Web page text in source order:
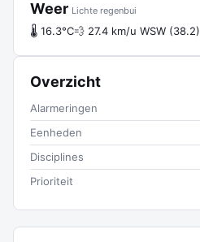
Weer Lichte regenbui
🌡 16.3°C💨 27.4 km/u WSW (38.2)
Overzicht
Alarmeringen
Eenheden
Disciplines
Prioriteit